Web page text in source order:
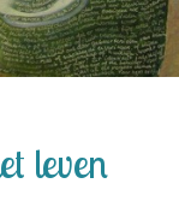
leven